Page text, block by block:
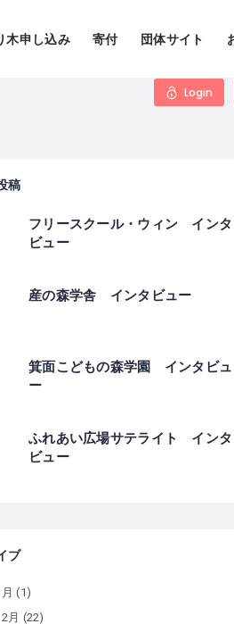
木申し込み 寄付 団体サイト
Login
稿
フリースクール・ウィン インタ
ビュー
産の森学舎 インタビュー
箕面こどもの森学園 インタビュ
ー
ふれあい広場サテライト インタ
ビュー
ブ
(1)
月 (22)